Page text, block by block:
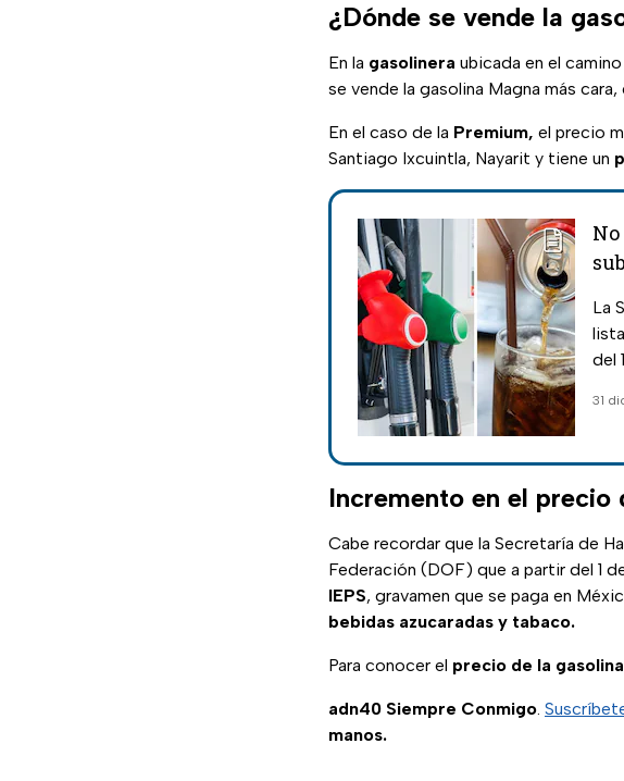
¿Dónde se vende la
En la gasolinera ubicada en el
se vende la gasolina Magna más cara,
En el caso de la Premium, el precio
Santiago Ixcuintla, Nayarit y tiene un
La
del
31
Incremento en el precio
Cabe recordar que la Secretaría de
Federación (DOF) que a partir del 1
IEPS, gravamen que se paga en
bebidas azucaradas y tabaco.
Para conocer el precio de la gasolina
adn40 Siempre Conmigo.
manos.